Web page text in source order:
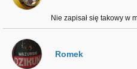
Nie zapisał się takowy w
Romek